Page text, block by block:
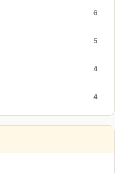
6
5
4
4